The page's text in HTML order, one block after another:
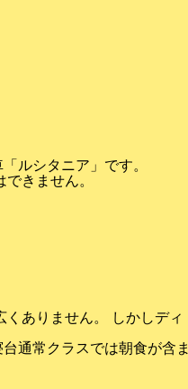
ルシタニア」です。
きません。
ありません。 しかしディ
通常クラスでは朝食が含ま